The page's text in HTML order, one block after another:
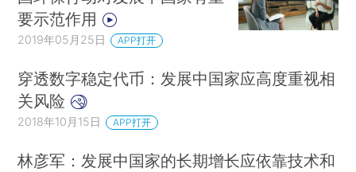
要示范作用
2019年05月25日 APP打开
穿透数字稳定代币：发展中国家应高度重视相
关风险
2018年10月15日 APP打开
林彦军：发展中国家的长期增长应依靠技术和